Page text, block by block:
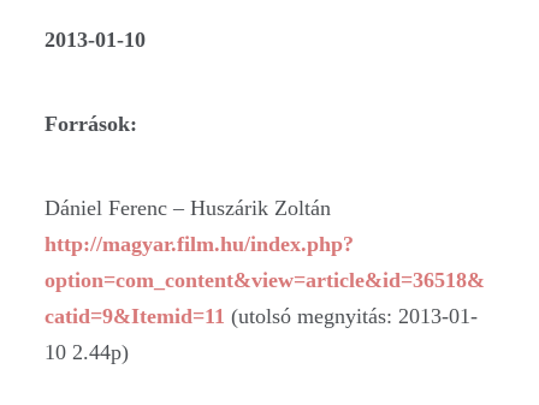
2013-01-10
Források:
Dániel Ferenc – Huszárik Zoltán
http://magyar.film.hu/index.php?
option=com_content&view=article&id=36518&
catid=9&Itemid=11 (utolsó megnyitás: 2013-01-
10 2.44p)